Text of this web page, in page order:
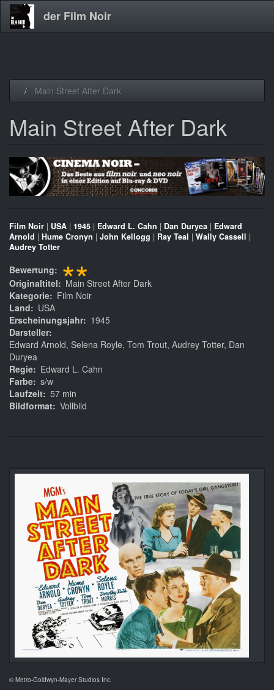
der Film Noir
Main Street After Dark
Main Street After Dark
Film Noir | USA | 1945 | Edward L. Cahn | Dan Duryea | Edward
Arnold | Hume Cronyn | John Kellogg | Ray Teal | Wally Cassell |
Audrey Totter
Bewertung **
Originaltitel
Main Street After Dark
Kategorie
Film Noir
Land
USA
Erscheinungsjahr
1945
Darsteller
Edward Arnold, Selena Royle, Tom Trout, Audrey Totter, Dan
Duryea
Regie
Edward L. Cahn
Farbe s/w
Laufzeit 57 min
Bildformat Vollbild
© Metro-Goldwyn-Mayer Studios Inc.